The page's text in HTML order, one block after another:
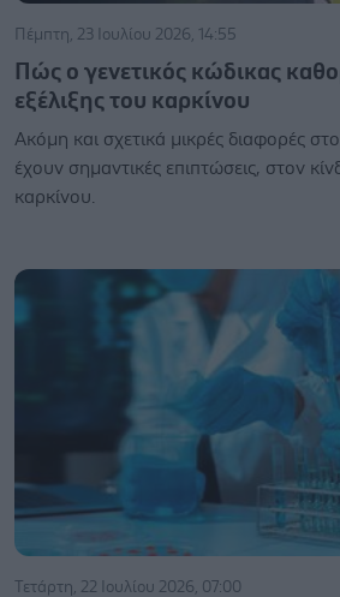
Πέμπτη, 23 Ιουλίου 2026, 14:55
Πώς ο γενετικός κώδικας
εξέλιξης του καρκίνου
Ακόμη και σχετικά μικρές διαφορές
έχουν σημαντικές επιπτώσεις, στον
καρκίνου.
Τετάρτη, 22 Ιουλίου 2026, 07:00